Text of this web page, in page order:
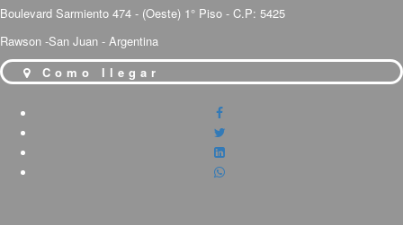
Boulevard Sarmiento 474 - (Oeste) 1° Piso - C.P: 5425
Rawson -San Juan - Argentina
Como llegar